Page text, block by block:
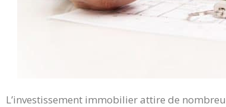
L’investissement immobilier attire de